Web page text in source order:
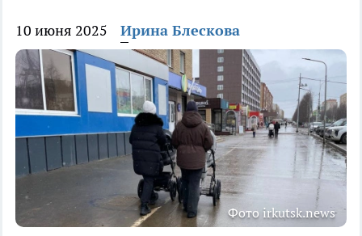
10 июня 2025 Ирина Блескова
Фото irkutsk.news